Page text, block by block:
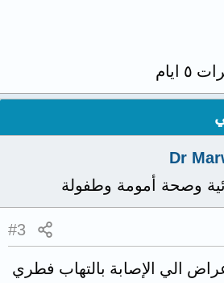
Dr
وصحة أمومة وطفولة
#3
الي الإصابة بالتهاب فطري